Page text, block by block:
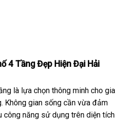
4 Tầng Đẹp Hiện Đại Hải
là lựa chọn thông minh cho gia
Không gian sống cần vừa đảm
công năng sử dụng trên diện tích